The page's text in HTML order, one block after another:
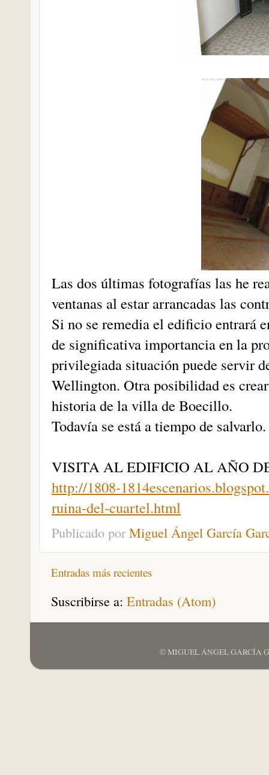
Las dos últimas fotografías las he
ventanas al estar arrancadas las
Si no se remedia el edificio entrará
de significativa importancia en la
privilegiada situación puede servir
Wellington. Otra posibilidad es
historia de la villa de Boecillo.
Todavía se está a tiempo de salvarlo.
VISITA AL EDIFICIO AL AÑO
http://1808-
ruina-del-cuartel.html
Publicado porMiguel Ángel García
Entradas más recientes
Suscribirse a: Entradas (Atom)
© MIGUEL ÁNGEL GARCÍA